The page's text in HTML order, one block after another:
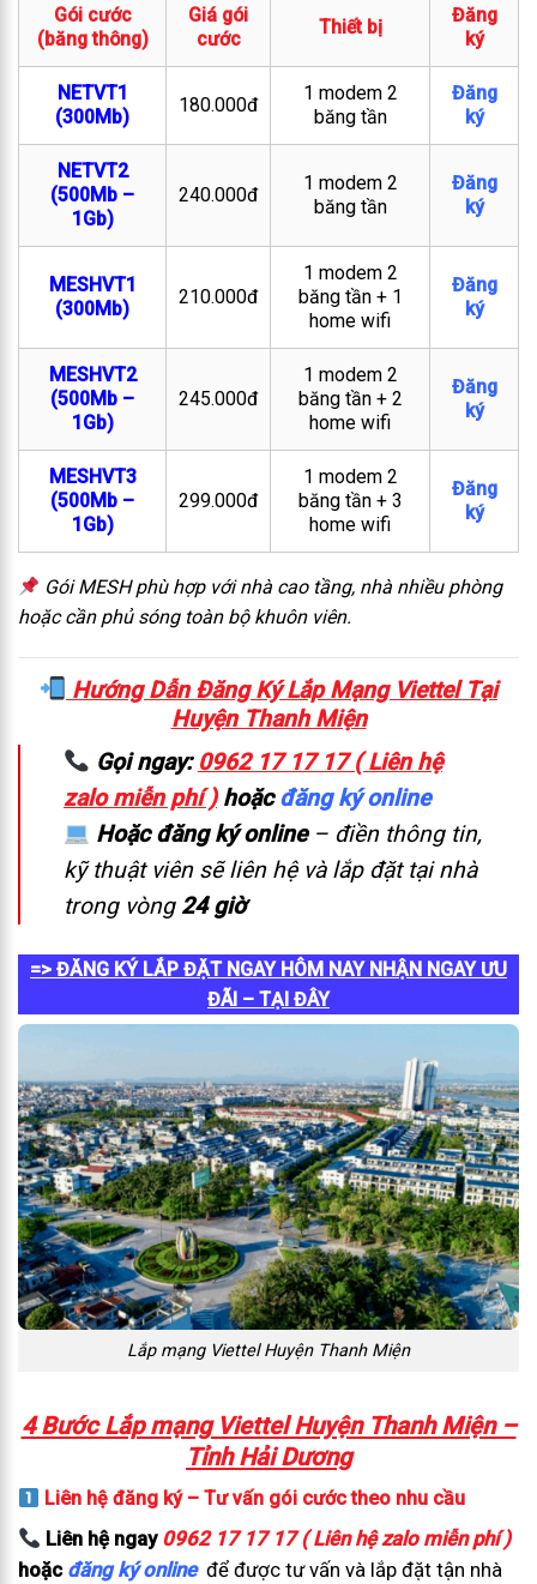
Gói cước
(băng thông)
Giá gói
cước
Thiết bị
Đăng
ký
NETVT1
(300Mb)
180.000đ
1 modem 2
băng tần
Đăng
ký
NETVT2
(500Mb –
1Gb)
240.000đ
1 modem 2
băng tần
Đăng
ký
MESHVT1
(300Mb)
210.000đ
1 modem 2
băng tần + 1
home wifi
Đăng
ký
MESHVT2
(500Mb –
1Gb)
245.000đ
1 modem 2
băng tần + 2
home wifi
Đăng
ký
MESHVT3
(500Mb –
1Gb)
299.000đ
1 modem 2
băng tần + 3
home wifi
Đăng
ký
Gói MESH phù hợp với nhà cao tầng, nhà nhiều phòng
hoặc cần phủ sóng toàn bộ khuôn viên.
Hướng Dẫn Đăng Ký Lắp Mạng Viettel Tại
Huyện Thanh Miện
Gọi ngay: 0962 17 17 17 ( Liên hệ
zalo miễn phí )hoặcđăng ký online
Hoặc đăng ký online– điền thông tin,
kỹ thuật viên sẽ liên hệ và lắp đặt tại nhà
trong vòng 24 giờ
=> ĐĂNG KÝ LẮP ĐẶT NGAY HÔM NAY NHẬN NGAY ƯU
ĐÃI – TẠI ĐÂY
Lắp mạng Viettel Huyện Thanh Miện
4 Bước Lắp mạng Viettel Huyện Thanh Miện –
Tỉnh Hải Dương
Liên hệ đăng ký – Tư vấn gói cước theo nhu cầu
Liên hệ ngay 0962 17 17 17 ( Liên hệ zalo miễn phí )
hoặc đăng ký online để được tư vấn và lắp đặt tận nhà